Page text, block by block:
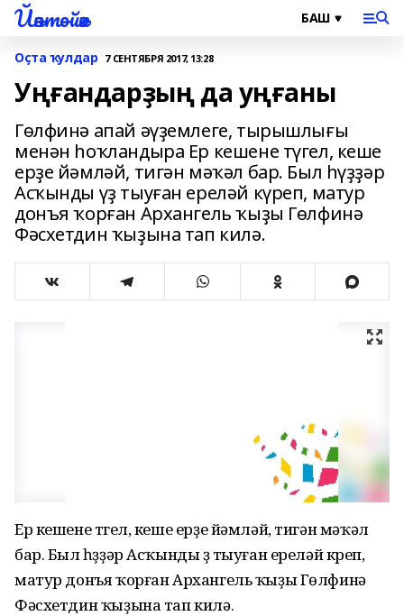
Йәнтөйәк
Оҫта ҡулдар 7 СЕНТЯБРЯ 2017, 13:28
Уңғандарҙың да уңғаны
Гөлфинә апай әүҙемлеге, тырышлығы
менән һоҡландыра Ер кешене түгел, кеше
ерҙе йәмләй, тигән мәҡәл бар. Был һүҙҙәр
Асҡынды үҙ тыуған ереләй күреп, матур
донъя ҡорған Архангель ҡыҙы Гөлфинә
Фәсхетдин ҡыҙына тап килә.
Ер кешене түгел, кеше ерҙе йәмләй, тигән мәҡәл
бар. Был һүҙҙәр Асҡынды үҙ тыуған ереләй күреп,
матур донъя ҡорған Архангель ҡыҙы Гөлфинә
Фәсхетдин ҡыҙына тап килә.